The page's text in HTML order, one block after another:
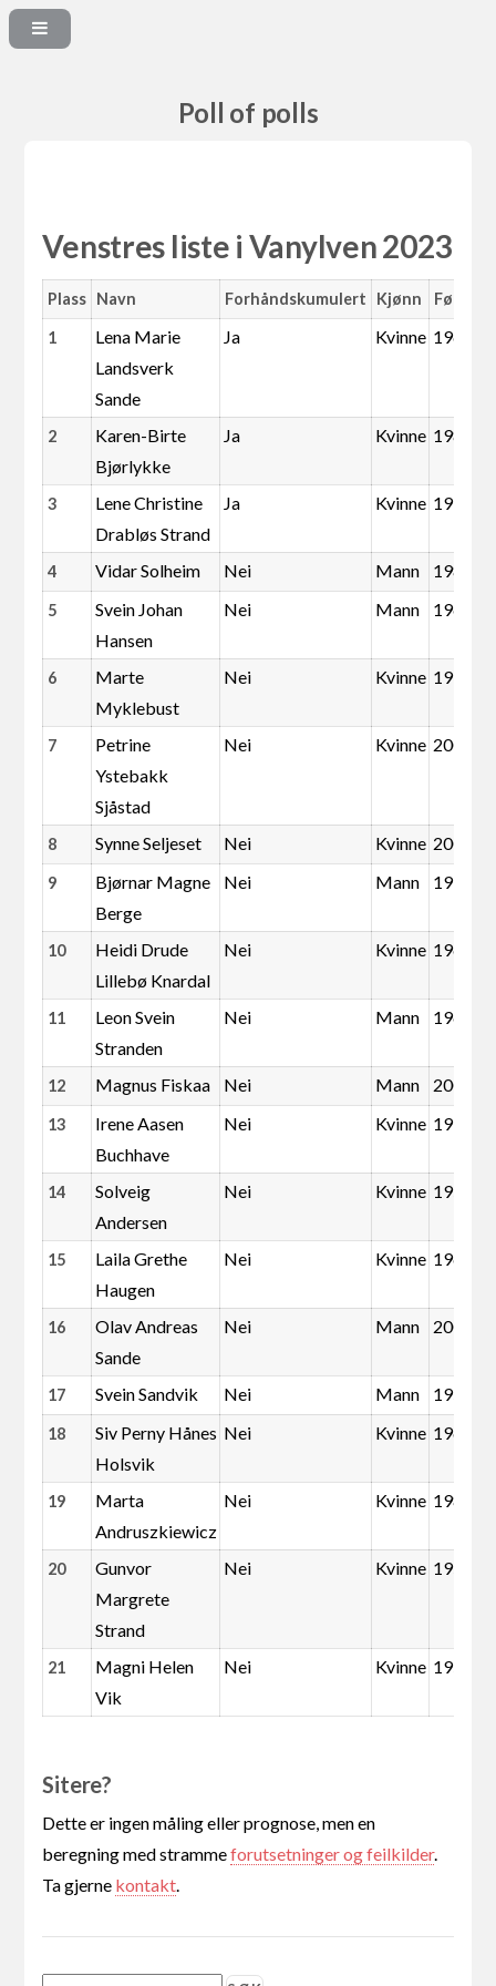
Poll of polls
Venstres liste i Vanylven 2023
Plass Navn Forhåndskumulert Kjønn Født
1
Lena Marie
Landsverk
Sande
Ja Kvinne 1969
2
Karen-Birte
Bjørlykke
Ja Kvinne 1987
3
Lene Christine
Drabløs Strand
Ja Kvinne 1990
4 Vidar Solheim Nei Mann 1980
5
Svein Johan
Hansen
Nei Mann 1968
6
Marte
Myklebust
Nei Kvinne 1977
7
Petrine
Ystebakk
Sjåstad
Nei Kvinne 2002
8 Synne Seljeset Nei Kvinne 2001
9
Bjørnar Magne
Berge
Nei Mann 1975
10
Heidi Drude
Lillebø Knardal
Nei Kvinne 1969
11
Leon Svein
Stranden
Nei Mann 1966
12 Magnus Fiskaa Nei Mann 2001
13
Irene Aasen
Buchhave
Nei Kvinne 1976
14
Solveig
Andersen
Nei Kvinne 1955
15
Laila Grethe
Haugen
Nei Kvinne 1963
16
Olav Andreas
Sande
Nei Mann 2000
17 Svein Sandvik Nei Mann 1956
18
Siv Perny Hånes
Holsvik
Nei Kvinne 1966
19
Marta
Andruszkiewicz
Nei Kvinne 1985
20
Gunvor
Margrete
Strand
Nei Kvinne 1953
21
Magni Helen
Vik
Nei Kvinne 1950
Sitere?
Dette er ingen måling eller prognose, men en
beregning med strammeforutsetninger og feilkilder.
Ta gjerne kontakt